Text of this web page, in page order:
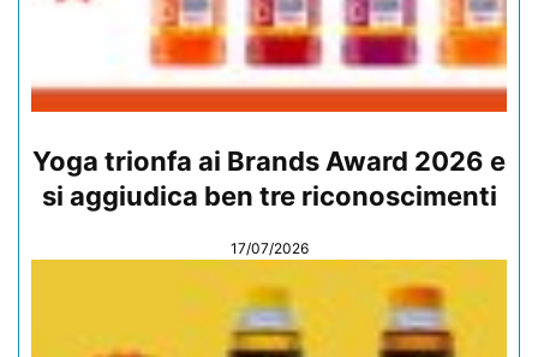
Yoga trionfa ai Brands Award 2026 e
si aggiudica ben tre riconoscimenti
17/07/2026